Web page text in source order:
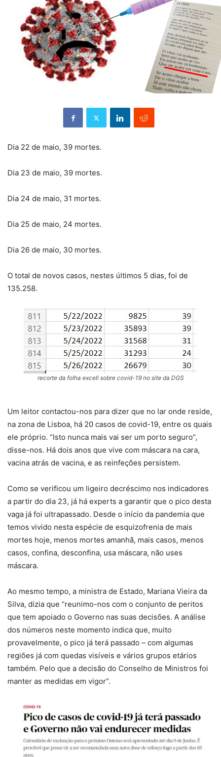
Dia 22 de maio, 39 mortes.
Dia 23 de maio, 39 mortes.
Dia 24 de maio, 31 mortes.
Dia 25 de maio, 24 mortes.
Dia 26 de maio, 30 mortes.
O total de novos casos, nestes últimos 5 dias, foi de
135.258.
recorte da folha excell sobre covid-19 no site da DGS
Um leitor contactou-nos para dizer que no lar onde reside,
na zona de Lisboa, há 20 casos de covid-19, entre os quais
ele próprio. “Isto nunca mais vai ser um porto seguro”,
disse-nos. Há dois anos que vive com máscara na cara,
vacina atrás de vacina, e as reinfeções persistem.
Como se verificou um ligeiro decréscimo nos indicadores
a partir do dia 23, já há experts a garantir que o pico desta
vaga já foi ultrapassado. Desde o início da pandemia que
temos vivido nesta espécie de esquizofrenia de mais
mortes hoje, menos mortes amanhã, mais casos, menos
casos, confina, desconfina, usa máscara, não uses
máscara.
Ao mesmo tempo, a ministra de Estado, Mariana Vieira da
Silva, dizia que “reunimo-nos com o conjunto de peritos
que tem apoiado o Governo nas suas decisões. A análise
dos números neste momento indica que, muito
provavelmente, o pico já terá passado – com algumas
regiões já com quedas visíveis e vários grupos etários
também. Pelo que a decisão do Conselho de Ministros foi
manter as medidas em vigor”.